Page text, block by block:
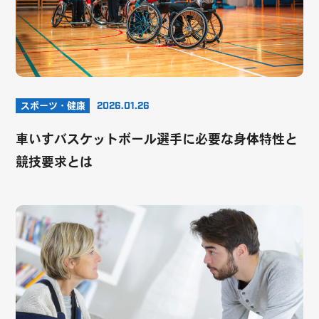
スポーツ・健康 2026.01.26
車いすバスケットボール選手に必要な身体特性と
競技要求とは